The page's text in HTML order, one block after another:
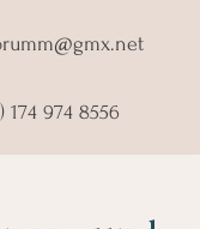
174 974 8556